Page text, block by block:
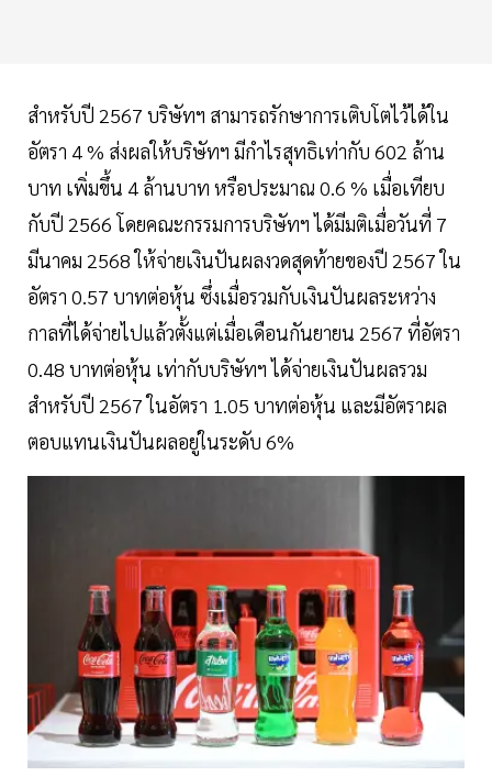
สำหรับปี 2567 บริษัทฯ สามารถรักษาการเติบโตไว้ได้ใน
อัตรา 4 % ส่งผลให้บริษัทฯ มีกำไรสุทธิเท่ากับ 602 ล้าน
บาท เพิ่มขึ้น 4 ล้านบาท หรือประมาณ 0.6 % เมื่อเทียบ
กับปี 2566 โดยคณะกรรมการบริษัทฯ ได้มีมติเมื่อวันที่ 7
มีนาคม 2568 ให้จ่ายเงินปันผลงวดสุดท้ายของปี 2567 ใน
อัตรา 0.57 บาทต่อหุ้น ซึ่งเมื่อรวมกับเงินปันผลระหว่าง
กาลที่ได้จ่ายไปแล้วตั้งแต่เมื่อเดือนกันยายน 2567 ที่อัตรา
0.48 บาทต่อหุ้น เท่ากับบริษัทฯ ได้จ่ายเงินปันผลรวม
สำหรับปี 2567 ในอัตรา 1.05 บาทต่อหุ้น และมีอัตราผล
ตอบแทนเงินปันผลอยู่ในระดับ 6%